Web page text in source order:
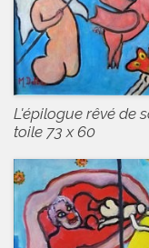
L'épilogue rêvé de
toile 73 x 60